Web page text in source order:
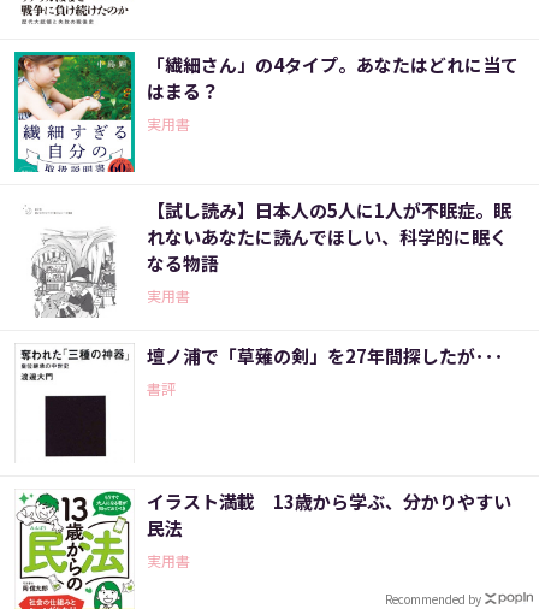
「繊細さん」の4タイプ。あなたはどれに当て
はまる？
実用書
【試し読み】日本人の5人に1人が不眠症。眠
れないあなたに読んでほしい、科学的に眠く
なる物語
実用書
壇ノ浦で「草薙の剣」を27年間探したが･･･
書評
イラスト満載 13歳から学ぶ、分かりやすい
民法
実用書
Recommended by